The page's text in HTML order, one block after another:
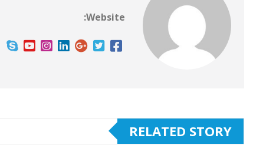
Website:
RELATED STORY